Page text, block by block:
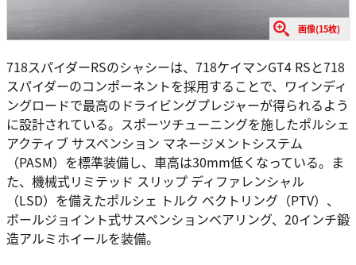
画像(15枚)
718スパイダーRSのシャシーは、718ケイマンGT4 RSと718
スパイダーのコンポーネントを採用することで、ワインディ
ングロードで最高のドライビングプレジャーが得られるよう
に設計されている。スポーツチューニングを施したポルシェ
アクティブ サスペンション マネージメントシステム
（PASM）を標準装備し、車高は30mm低くなっている。ま
た、機械式リミテッド スリップ ディファレンシャル
（LSD）を備えたポルシェ トルク ベクトリング（PTV）、
ボールジョイント式サスペンションベアリング、20インチ鍛
造アルミホイールを装備。